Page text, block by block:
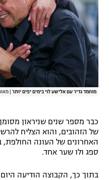
המגזין
מוחמד גדיר עם אלישע לוי בימים יפים יותר
כבר מספר שנים שניראון
של הזהובים, והוא הצליח
האחרונים של העונה
ספג ולו שער אחד.
בתוך כך, הקבוצה הודיעה